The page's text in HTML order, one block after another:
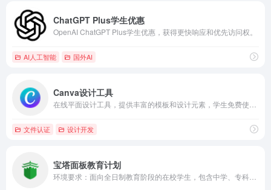
ChatGPT Plus学生优惠
OpenAI ChatGPT Plus学生优惠，获得更快响应和优先访问权。
AI人工智能 国外AI
Canva设计工具
文件认证 设计开发
宝塔面板教育计划